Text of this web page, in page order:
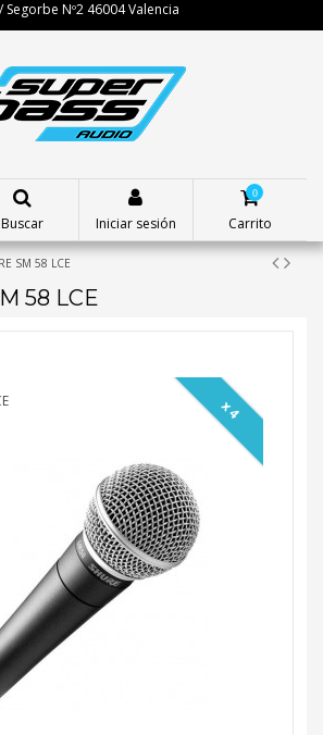
Segorbe Nº2 46004 Valencia
Buscar Iniciar sesión
0
Carrito
SM 58 LCE
58 LCE
x 4